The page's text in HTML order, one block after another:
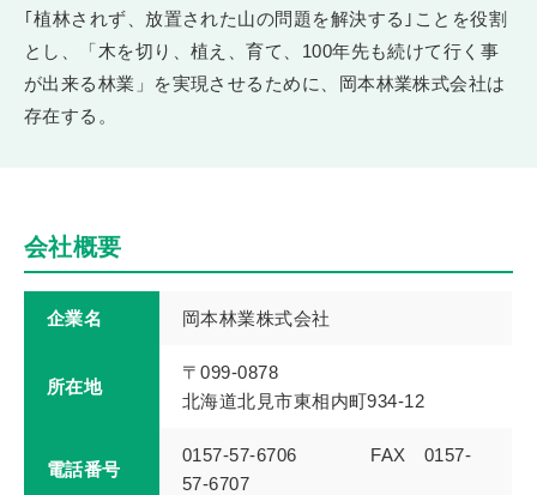
｢植林されず、放置された山の問題を解決する｣ことを役割
とし、「木を切り、植え、育て、100年先も続けて行く事
が出来る林業」を実現させるために、岡本林業株式会社は
存在する。
会社概要
企業名 岡本林業株式会社
所在地
〒099-0878
北海道北見市東相内町934-12
電話番号
0157-57-6706 FAX 0157-
57-6707